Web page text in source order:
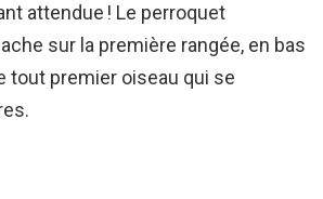
attendue ! Le perroquet
sur la première rangée, en bas
tout premier oiseau qui se